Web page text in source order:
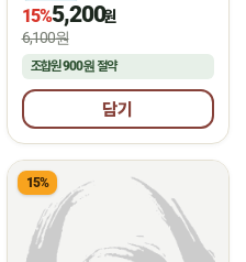
냉장
15%5,200원
6,100원
조합원900원절약
담기
15%